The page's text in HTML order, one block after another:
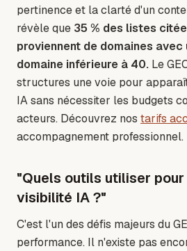
pertinence et la clarté d'un
révèle que 35 % des listes
proviennent de domaines
domaine inférieure à 40. Le
structures une voie pour
IA sans nécessiter les budgets
acteurs. Découvrez nos tarifs
accompagnement professionnel.
"Quels outils utiliser pour
visibilité IA ?"
C'est l'un des défis majeurs du
performance. Il n'existe pas